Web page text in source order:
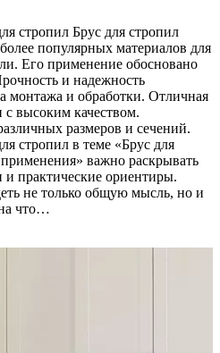
стропил Брус для стропил
популярных материалов для
Его применение обосновано
и надежность
монтажа и обработки. Отличная
с высоким качеством.
размеров и сечений.
стропил в теме «Брус для
важно раскрывать
и практические ориентиры.
не только общую мысль, но и
что…